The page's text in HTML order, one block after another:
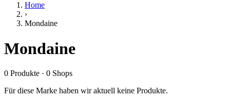
Home
›
Mondaine
Mondaine
0 Produkte · 0 Shops
Für diese Marke haben wir aktuell keine Produkte.